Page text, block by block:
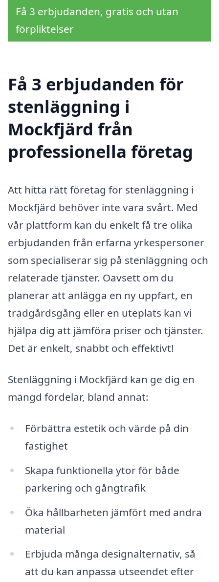
Få 3 erbjudanden, gratis och utan
förpliktelser
Få 3 erbjudanden för
stenläggning i
Mockfjärd från
professionella företag
Att hitta rätt företag för stenläggning i
Mockfjärd behöver inte vara svårt. Med
vår plattform kan du enkelt få tre olika
erbjudanden från erfarna yrkespersoner
som specialiserar sig på stenläggning och
relaterade tjänster. Oavsett om du
planerar att anlägga en ny uppfart, en
trädgårdsgång eller en uteplats kan vi
hjälpa dig att jämföra priser och tjänster.
Det är enkelt, snabbt och effektivt!
Stenläggning i Mockfjärd kan ge dig en
mängd fördelar, bland annat:
Förbättra estetik och värde på din
fastighet
Skapa funktionella ytor för både
parkering och gångtrafik
Öka hållbarheten jämfört med andra
material
Erbjuda många designalternativ, så
att du kan anpassa utseendet efter